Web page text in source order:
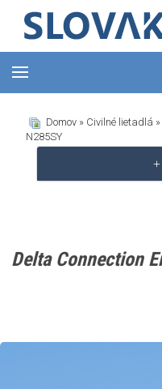
Domov » Civilné lietadlá
N285SY
Delta Connection